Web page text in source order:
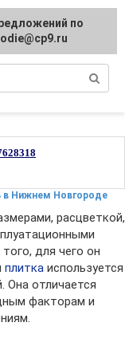
в Нижнем Новгороде
расцветкой,
для чего он
плиткаиспользуется
Она отличается
факторам и
по